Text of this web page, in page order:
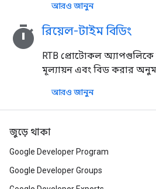
আরও জানুন
timer রিয়েল-টাইম বিডিং
RTB প্রোটোকল অ্যাপগুলিকে
মূল্যায়ন এবং বিড করার
আরও জানুন
জুড়ে থাকা
Google Developer Program
Google Developer Groups